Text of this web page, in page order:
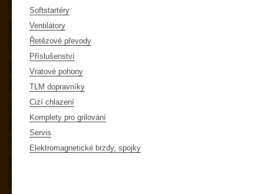
Softstartéry
Ventilátory
Řetězové převody
Příslušenství
Vratové pohony
TLM dopravníky
Cizí chlazení
Komplety pro grilování
Servis
Elektromagnetické brzdy, spojky